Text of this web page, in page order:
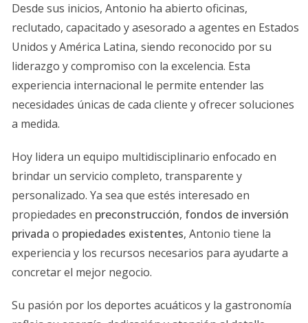
abarcan desde apartamentos lujosos hasta casas
familiares y desarrollos comerciales. El atractivo del
mercado radica no solo en la belleza del lugar, sino
también en factores económicos como la estabilidad del
mercado y las políticas fiscales favorables. Además, la
creciente población hispana y la influencia cultural
hacen que Miami sea un punto focal para compradores
CASOS DE ÉXITO
Caso 1: Inversión extranjera
Un ejemplo notable es el caso de una empresa
colombiana que decidió invertir en propiedades
multifamiliares en Miami. A través de una estrategia
bien planificada, lograron adquirir varios edificios que
ahora generan ingresos pasivos significativos. Su
Desde sus inicios, Antonio ha abierto oficinas,
reclutado, capacitado y asesorado a agentes en Estados
Unidos y América Latina, siendo reconocido por su
liderazgo y compromiso con la excelencia. Esta
experiencia internacional le permite entender las
necesidades únicas de cada cliente y ofrecer soluciones
a medida.
Hoy lidera un equipo multidisciplinario enfocado en
brindar un servicio completo, transparente y
personalizado. Ya sea que estés interesado en
propiedades en preconstrucción, fondos de inversión
privada o propiedades existentes, Antonio tiene la
experiencia y los recursos necesarios para ayudarte a
concretar el mejor negocio.
Su pasión por los deportes acuáticos y la gastronomía